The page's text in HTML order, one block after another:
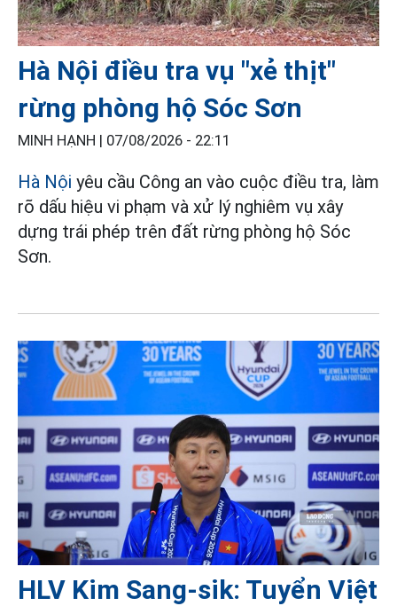
Hà Nội điều tra vụ "xẻ thịt"
rừng phòng hộ Sóc Sơn
MINH HẠNH | 07/08/2026 - 22:11
Hà Nội yêu cầu Công an vào cuộc điều tra, làm
rõ dấu hiệu vi phạm và xử lý nghiêm vụ xây
dựng trái phép trên đất rừng phòng hộ Sóc
Sơn.
HLV Kim Sang-sik: Tuyển Việt